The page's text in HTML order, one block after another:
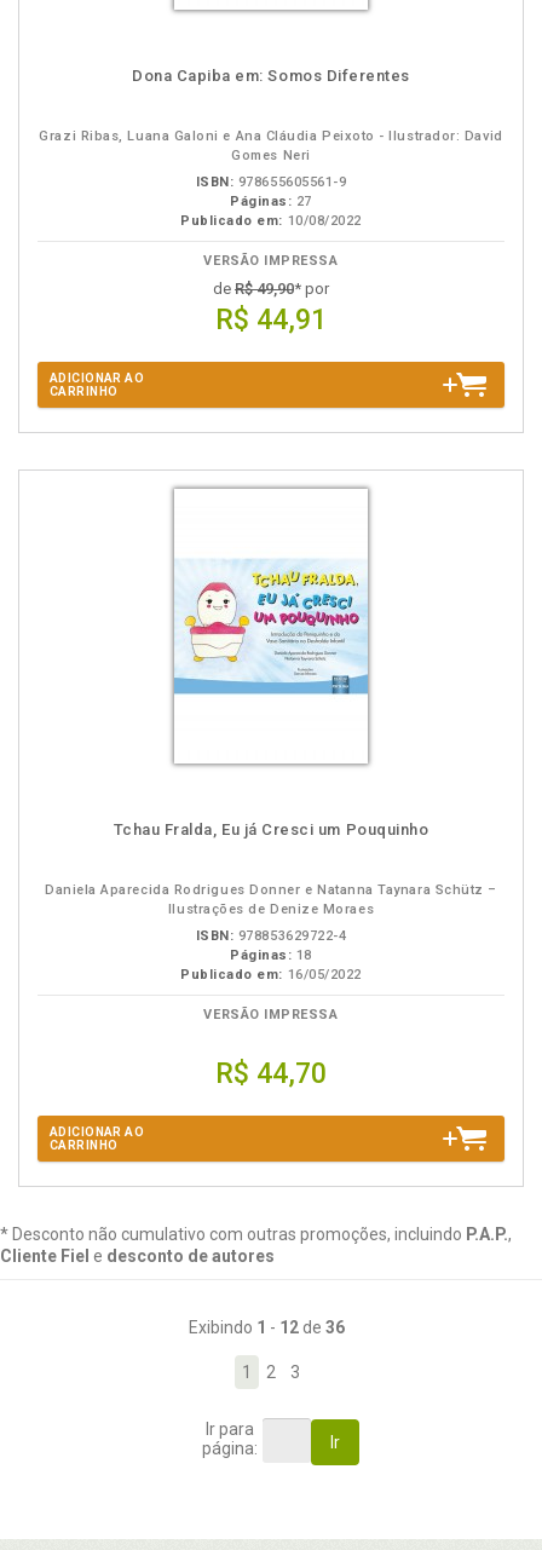
Dona Capiba em: Somos Diferentes
Grazi Ribas, Luana Galoni e Ana Cláudia Peixoto - Ilustrador: David
Gomes Neri
ISBN: 978655605561-9
Páginas: 27
Publicado em: 10/08/2022
VERSÃO IMPRESSA
de R$ 49,90* por
R$ 44,91
ADICIONAR AO
CARRINHO
Tchau Fralda, Eu já Cresci um Pouquinho
Daniela Aparecida Rodrigues Donner e Natanna Taynara Schütz –
Ilustrações de Denize Moraes
ISBN: 978853629722-4
Páginas: 18
Publicado em: 16/05/2022
VERSÃO IMPRESSA
R$ 44,70
ADICIONAR AO
CARRINHO
* Desconto não cumulativo com outras promoções, incluindo P.A.P.,
Cliente Fiel e desconto de autores
Exibindo 1 - 12de 36
1 2 3
Ir para
página:
Ir